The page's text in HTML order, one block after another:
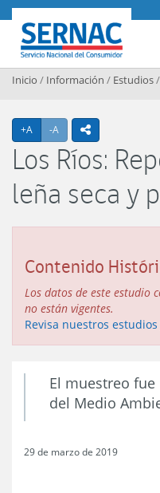
Contenido principal
SERNAC
Inicio / Información / Estudios/
+A Agrandar texto
-A Achicar textoicono
Los Ríos:
leña seca y
Contenido
Los datos de este estudio
no están vigentes.
Revisa nuestros
El muestreo fue
del Medio
29 de marzo de 2019